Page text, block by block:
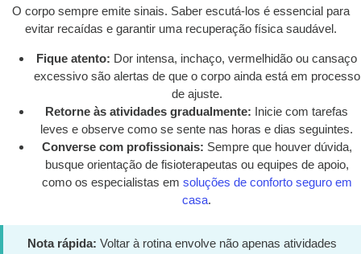
O corpo sempre emite sinais. Saber escutá-los é essencial para
evitar recaídas e garantir uma recuperação física saudável.
Fique atento: Dor intensa, inchaço, vermelhidão ou cansaço
excessivo são alertas de que o corpo ainda está em processo
de ajuste.
Retorne às atividades gradualmente: Inicie com tarefas
leves e observe como se sente nas horas e dias seguintes.
Converse com profissionais: Sempre que houver dúvida,
busque orientação de fisioterapeutas ou equipes de apoio,
como os especialistas em soluções de conforto seguro em
casa.
Nota rápida: Voltar à rotina envolve não apenas atividades